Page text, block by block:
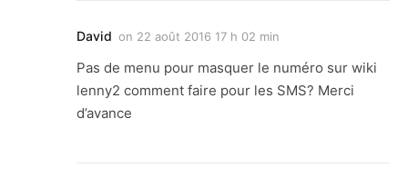
David on 22 août 2016 17 h 02 min
Pas de menu pour masquer le numéro sur wiki
lenny2 comment faire pour les SMS? Merci
d’avance